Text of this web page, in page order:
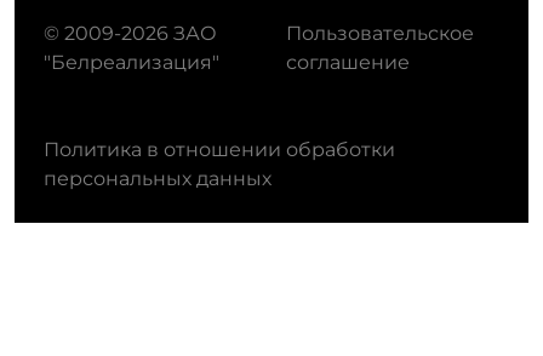
© 2009-2026 ЗАО
"Белреализация"
Пользовательское
соглашение
Политика в отношении обработки
персональных данных